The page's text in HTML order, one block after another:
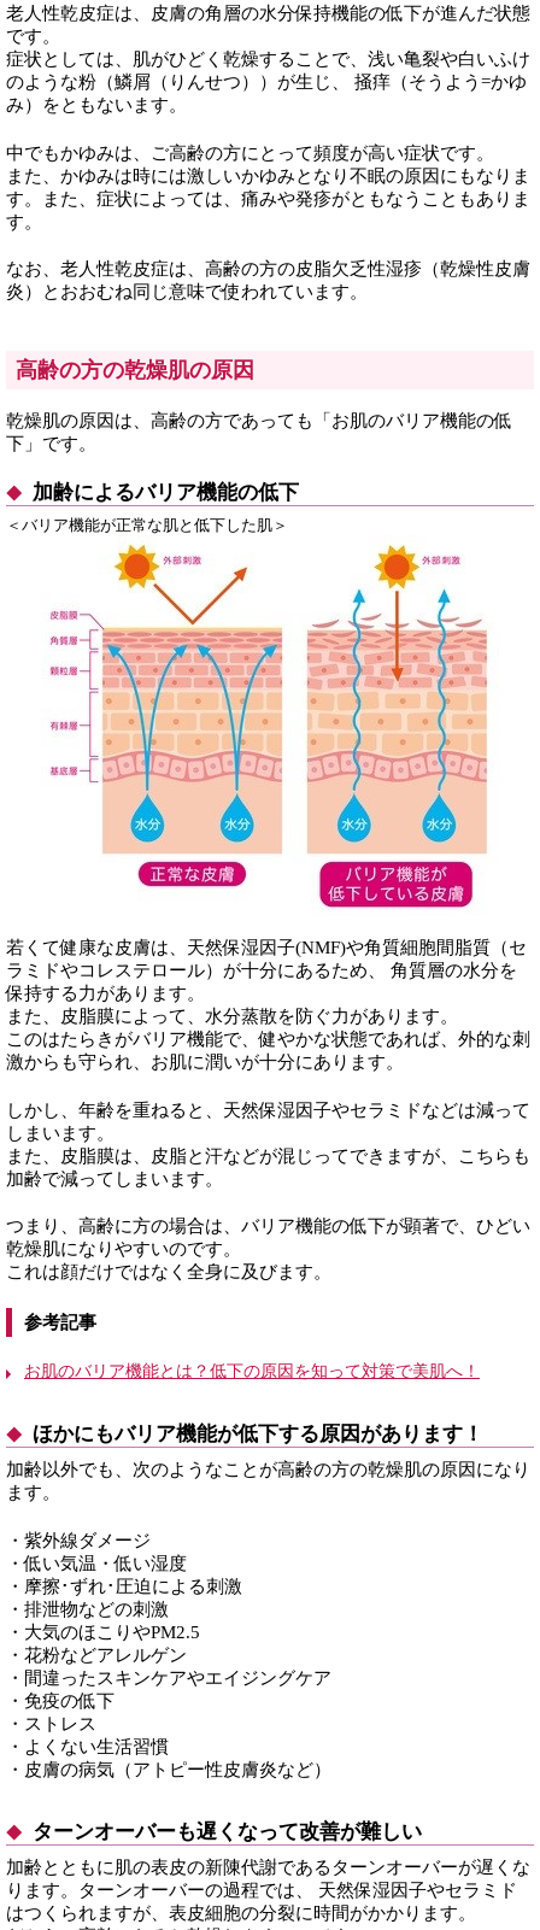
老人性乾皮症は、皮膚の角層の水分保持機能の低下が進んだ状態
です。
症状としては、肌がひどく乾燥することで、浅い亀裂や白いふけ
のような粉（鱗屑（りんせつ））が生じ、 掻痒（そうよう=かゆ
み）をともないます。
中でもかゆみは、ご高齢の方にとって頻度が高い症状です。
また、かゆみは時には激しいかゆみとなり不眠の原因にもなりま
す。また、症状によっては、痛みや発疹がともなうこともありま
す。
なお、老人性乾皮症は、高齢の方の皮脂欠乏性湿疹（乾燥性皮膚
炎）とおおむね同じ意味で使われています。
高齢の方の乾燥肌の原因
乾燥肌の原因は、高齢の方であっても「お肌のバリア機能の低
下」です。
加齢によるバリア機能の低下
＜バリア機能が正常な肌と低下した肌＞
若くて健康な皮膚は、天然保湿因子(NMF)や角質細胞間脂質（セ
ラミドやコレステロール）が十分にあるため、 角質層の水分を
保持する力があります。
また、皮脂膜によって、水分蒸散を防ぐ力があります。
このはたらきがバリア機能で、健やかな状態であれば、外的な刺
激からも守られ、お肌に潤いが十分にあります。
しかし、年齢を重ねると、天然保湿因子やセラミドなどは減って
しまいます。
また、皮脂膜は、皮脂と汗などが混じってできますが、こちらも
加齢で減ってしまいます。
つまり、高齢に方の場合は、バリア機能の低下が顕著で、ひどい
乾燥肌になりやすいのです。
これは顔だけではなく全身に及びます。
参考記事
お肌のバリア機能とは？低下の原因を知って対策で美肌へ！
ほかにもバリア機能が低下する原因があります！
加齢以外でも、次のようなことが高齢の方の乾燥肌の原因になり
ます。
・紫外線ダメージ
・低い気温・低い湿度
・摩擦･ずれ･圧迫による刺激
・排泄物などの刺激
・大気のほこりやPM2.5
・花粉などアレルゲン
・間違ったスキンケアやエイジングケア
・免疫の低下
・ストレス
・よくない生活習慣
・皮膚の病気（アトピー性皮膚炎など）
ターンオーバーも遅くなって改善が難しい
加齢とともに肌の表皮の新陳代謝であるターンオーバーが遅くな
ります。ターンオーバーの過程では、 天然保湿因子やセラミド
はつくられますが、表皮細胞の分裂に時間がかかります。